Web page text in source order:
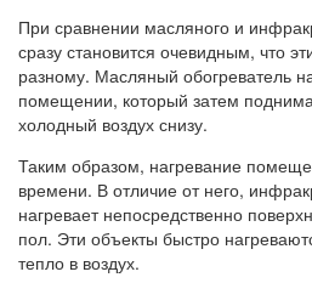
При сравнении масляного и
сразу становится очевидным, что
разному. Масляный обогреватель
помещении, который затем
холодный воздух снизу.
Таким образом, нагревание
времени. В отличие от него,
нагревает непосредственно
пол. Эти объекты быстро
тепло в воздух.